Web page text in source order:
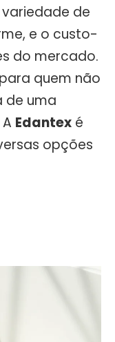
de
e o custo-
do mercado.
quem não
de uma
Edantex é
opções